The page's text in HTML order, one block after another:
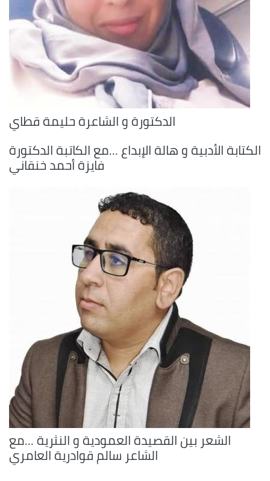
الدكتورة و الشاعرة حليمة قطاي
الكتابة الأدبية و هالة الإبداع ...مع الكاتبة الدكتورة
فايزة أحمد خنقاني
الشعر بين القصيدة العمودية و النثرية ...مع
الشاعر سالم قوادرية العامري